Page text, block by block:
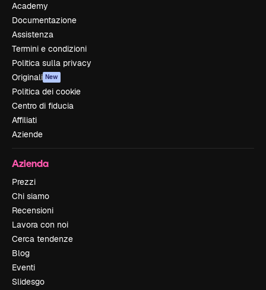
Academy
Documentazione
Assistenza
Termini e condizioni
Politica sulla privacy
Originali New
Politica dei cookie
Centro di fiducia
Affiliati
Aziende
Azienda
Prezzi
Chi siamo
Recensioni
Lavora con noi
Cerca tendenze
Blog
Eventi
Slidesgo